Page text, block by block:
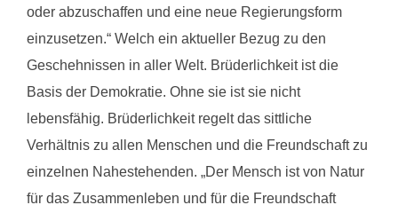
oder abzuschaffen und eine neue Regierungsform
einzusetzen.“ Welch ein aktueller Bezug zu den
Geschehnissen in aller Welt. Brüderlichkeit ist die
Basis der Demokratie. Ohne sie ist sie nicht
lebensfähig. Brüderlichkeit regelt das sittliche
Verhältnis zu allen Menschen und die Freundschaft zu
einzelnen Nahestehenden. „Der Mensch ist von Natur
für das Zusammenleben und für die Freundschaft